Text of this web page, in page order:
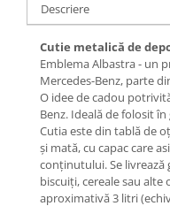
Descriere
Cutie metalică de
Emblema Albastra - un
Mercedes-Benz, parte
O idee de cadou
Benz. Ideală de folosit
Cutia este din tablă de
și mată, cu capac care
conținutului. Se livrează
biscuiți, cereale sau
aproximativă 3 litri